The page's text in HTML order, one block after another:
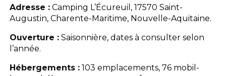
Adresse : Camping L’Écureuil, 17570 Saint-
Augustin, Charente-Maritime, Nouvelle-Aquitaine.
Ouverture : Saisonnière, dates à consulter selon
l’année.
Hébergements : 103 emplacements, 76 mobil-